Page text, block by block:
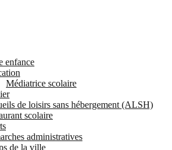
enfance
Médiatrice scolaire
de loisirs sans hébergement (ALSH)
scolaire
administratives
de la ville